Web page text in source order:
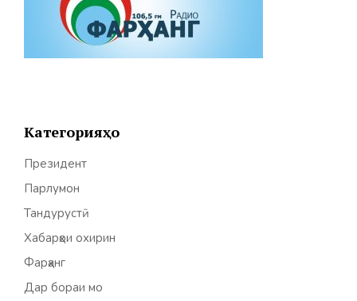
Категорияҳо
Президент
Парлумон
Тандурустӣ
Хабарҳои охирин
Фарҳанг
Дар бораи мо